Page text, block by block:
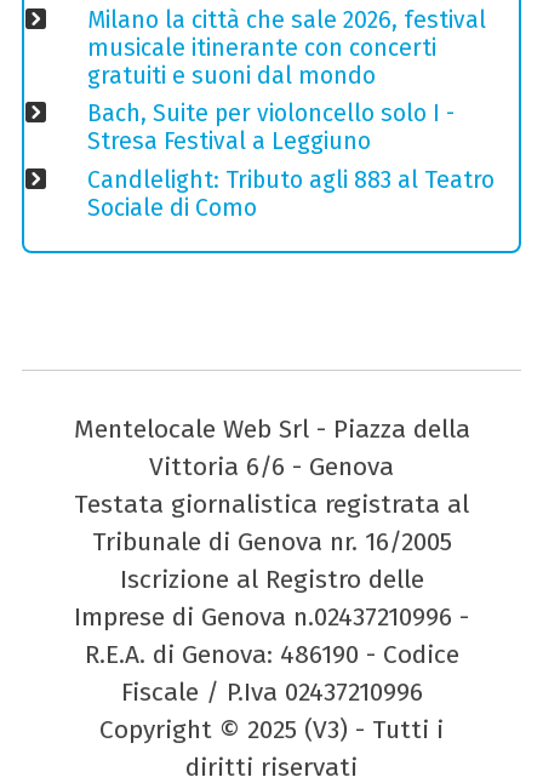
Milano la città che sale 2026, festival
musicale itinerante con concerti
gratuiti e suoni dal mondo
Bach, Suite per violoncello solo I -
Stresa Festival a Leggiuno
Candlelight: Tributo agli 883 al Teatro
Sociale di Como
Mentelocale Web Srl - Piazza della
Vittoria 6/6 - Genova
Testata giornalistica registrata al
Tribunale di Genova nr. 16/2005
Iscrizione al Registro delle
Imprese di Genova n.02437210996 -
R.E.A. di Genova: 486190 - Codice
Fiscale / P.Iva 02437210996
Copyright © 2025 (V3) - Tutti i
diritti riservati